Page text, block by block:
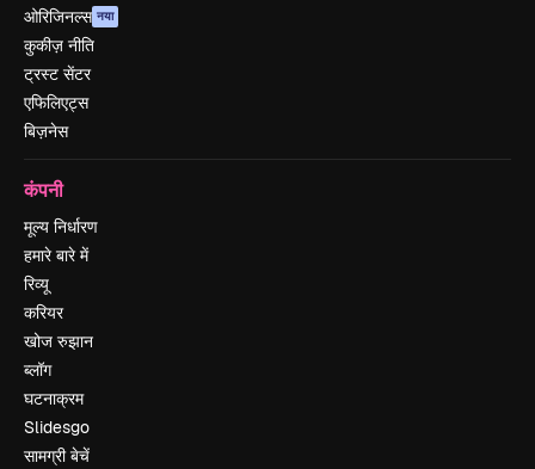
ओरिजिनल्स नया
कुकीज़ नीति
ट्रस्ट सेंटर
एफिलिएट्स
बिज़नेस
कंपनी
मूल्य निर्धारण
हमारे बारे में
रिव्यू
करियर
खोज रुझान
ब्लॉग
घटनाक्रम
Slidesgo
सामग्री बेचें